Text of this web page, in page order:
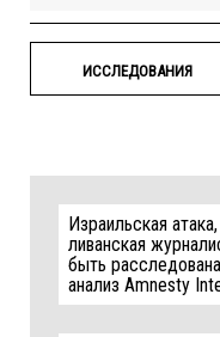
ИССЛЕДОВАНИЯ
Израильская
ливанская
быть
анализ Amnesty